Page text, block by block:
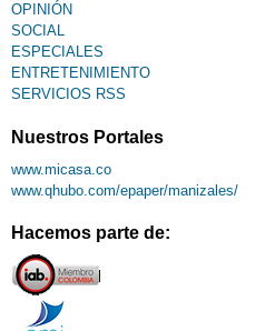
OPINIÓN
SOCIAL
ESPECIALES
ENTRETENIMIENTO
SERVICIOS RSS
Nuestros Portales
www.micasa.co
www.qhubo.com/epaper/manizales/
Hacemos parte de: